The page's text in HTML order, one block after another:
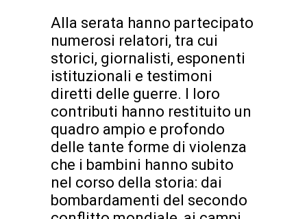
Alla serata hanno partecipato
numerosi relatori, tra cui
storici, giornalisti, esponenti
istituzionali e testimoni
diretti delle guerre. I loro
contributi hanno restituito un
quadro ampio e profondo
delle tante forme di violenza
che i bambini hanno subito
nel corso della storia: dai
bombardamenti del secondo